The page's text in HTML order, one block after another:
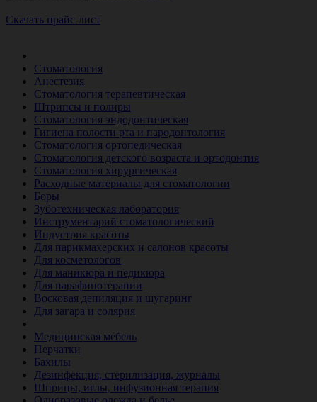
Скачать прайс-лист
Стоматология
Анестезия
Стоматология терапевтическая
Штрипсы и полиры
Стоматология эндодонтическая
Гигиена полости рта и пародонтология
Стоматология ортопедическая
Стоматология детского возраста и ортодонтия
Стоматология хирургическая
Расходные материалы для стоматологии
Боры
Зуботехническая лаборатория
Инструментарий стоматологический
Индустрия красоты
Для парикмахерских и салонов красоты
Для косметологов
Для маникюра и педикюра
Для парафинотерапии
Восковая депиляция и шугаринг
Для загара и солярия
Медицинская мебель
Перчатки
Бахилы
Дезинфекция, стерилизация, журналы
Шприцы, иглы, инфузионная терапия